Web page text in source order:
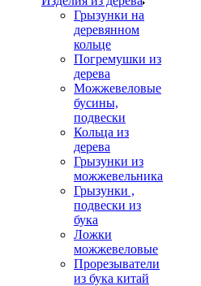
Грызунки на
деревянном
кольце
Погремушки из
дерева
Можжевеловые
бусины,
подвески
Кольца из
дерева
Грызунки из
можжевельника
Грызунки ,
подвески из
бука
Ложки
можжевеловые
Прорезыватели
из бука китай